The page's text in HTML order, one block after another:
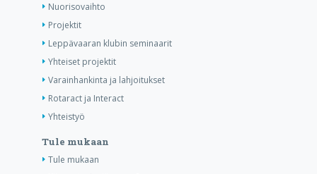
Nuorisovaihto
Projektit
Leppävaaran klubin seminaarit
Yhteiset projektit
Varainhankinta ja lahjoitukset
Rotaract ja Interact
Yhteistyö
Tule mukaan
Tule mukaan